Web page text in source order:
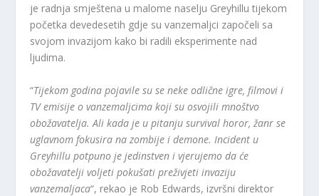
je radnja smještena u malome naselju Greyhillu tijekom
početka devedesetih gdje su vanzemaljci započeli sa
svojom invazijom kako bi radili eksperimente nad
ljudima.
“Tijekom godina pojavile su se neke odlične igre, filmovi i
TV emisije o vanzemaljcima koji su osvojili mnoštvo
obožavatelja. Ali kada je u pitanju survival horor, žanr se
uglavnom fokusira na zombije i demone. Incident u
Greyhillu potpuno je jedinstven i vjerujemo da će
obožavatelji voljeti pokušati preživjeti invaziju
vanzemaljaca“, rekao je Rob Edwards, izvršni direktor